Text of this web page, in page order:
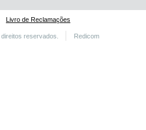
Livro de Reclamações
reservados. Redicom